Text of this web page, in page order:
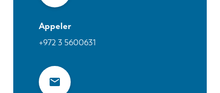
Appeler
+972 3 5600631